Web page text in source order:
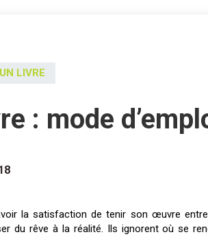
LIVRE
: mode
la satisfaction de tenir son œuvre
du rêve à la réalité. Ils ignorent où se